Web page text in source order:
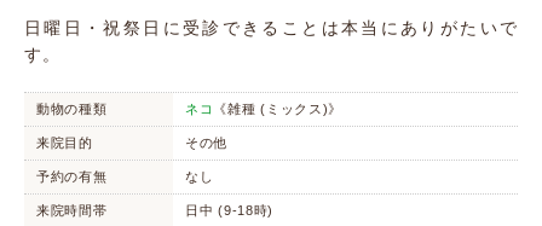
日曜日・祝祭日に受診できることは本当にありがたいで
す。
動物の種類 ネコ 《雑種 (ミックス)》
来院目的 その他
予約の有無 なし
来院時間帯 日中 (9-18時)